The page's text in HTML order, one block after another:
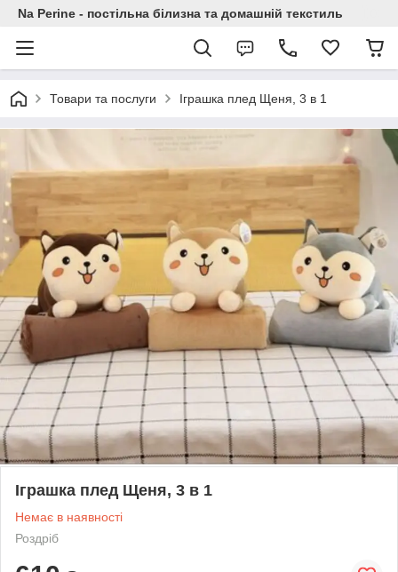
Na Perine - постільна білизна та домашній текстиль
Товари та послуги Іграшка плед Щеня, 3 в 1
Іграшка плед Щеня, 3 в 1
Немає в наявності
Роздріб